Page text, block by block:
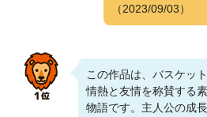
（2023/09/03）
この作品は、バスケッ
情熱と友情を称賛する
物語です。主人公の成